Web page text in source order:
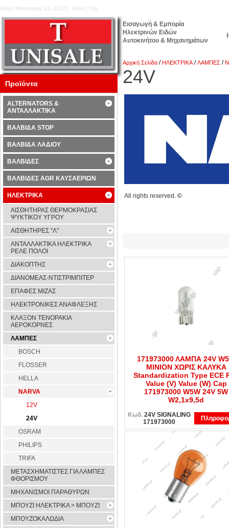
Εισαγωγή & Εμπορία
Ηλεκτρινών Ειδών
Αυτοκινήτου & Μηχανημάτων
Αγίου Φανουρίου 13, 13121, Ίλιον | Τηλ.
Αρχική Σελίδα /ΗΛΕΚΤΡΙΚΑ/ΛΑΜΠΕΣ /
24V
All rights reserved. ©
171973000 ΛΑΜΠΑ 24V
MINION XΩΡΙΣ ΚΑΛΥΚΑ
Standardization Type ECE
Value (V) Value (W) Cap
171973000 W5W 24V 5W
W2,1x9,5d
Κωδ. 24V SIGNALING
171973000
Προϊόντα
ALTERNATORS &
ΑΝΤΑΛΛΑΚΤΙΚΑ
ΒΑΛΒΙΔΑ STOP
ΒΑΛΒΙΔΑ ΛΑΔΙΟΥ
ΒΑΛΒΙΔΕΣ
ΒΑΛΒΙΔΕΣ AGR ΚΑΥΣΑΕΡΙΩΝ
ΗΛΕΚΤΡΙΚΑ
ΑΙΣΘΗΤΗΡΑΣ ΘΕΡΜΟΚΡΑΣΙΑΣ
ΨΥΚΤΙΚΟΥ ΥΓΡΟΥ
ΑΙΣΘΗΤΗΡΕΣ ''Λ''
ΑΝΤΑΛΛΑΚΤΙΚΑ ΗΛΕΚΤΡΙΚΑ
ΡΕΛΕ ΠΟΛΟΙ
ΔΙΑΚΟΠΤΗΣ
ΔΙΑΝΟΜΕΑΣ-ΝΤΙΣΤΡΙΜΠΙΤΕΡ
ΕΠΑΦΕΣ ΜΙΖΑΣ
ΗΛΕΚΤΡΟΝΙΚΕΣ ΑΝΑΦΛΕΞΗΣ
ΚΛΑΞΟΝ ΤΕΝΟΡΑΚΙΑ
ΑΕΡΟΚΟΡΝΕΣ
ΛΑΜΠΕΣ
BOSCH
FLOSSER
HELLA
NARVA
12V
24V
OSRAM
PHILIPS
TRIFA
ΜΕΤΑΣΧΗΜΑΤΙΣΤΕΣ ΓΙΑ ΛΑΜΠΕΣ
ΦΘΟΡΙΣΜΟΥ
ΜΗΧΑΝΙΣΜΟΙ ΠΑΡΑΘΥΡΩΝ
ΜΠΟΥΖΙ ΗΛΕΚΤΡΙΚΑ > ΜΠΟΥΖΙ
ΜΠΟΥΖΟΚΑΛΩΔΙΑ